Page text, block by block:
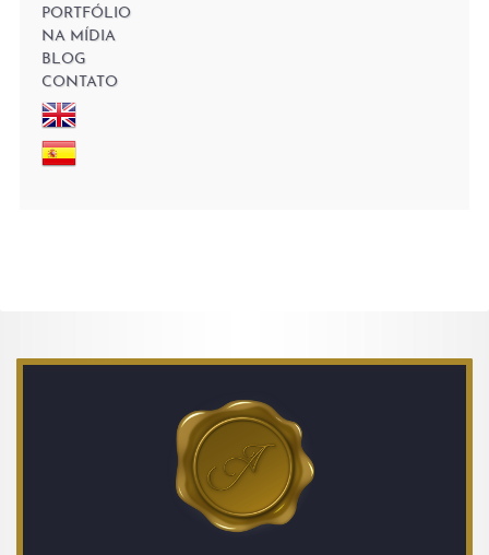
PORTFÓLIO
NA MÍDIA
BLOG
CONTATO